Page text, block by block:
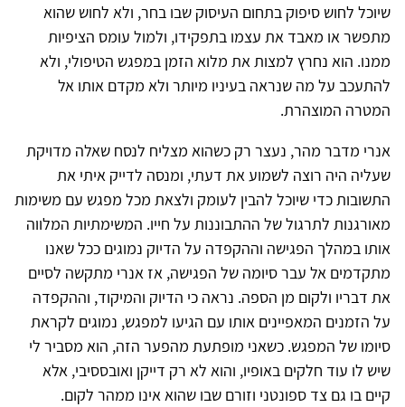
שיוכל לחוש סיפוק בתחום העיסוק שבו בחר, ולא לחוש שהוא
מתפשר או מאבד את עצמו בתפקידו, ולמול עומס הציפיות
ממנו. הוא נחרץ למצות את מלוא הזמן במפגש הטיפולי, ולא
להתעכב על מה שנראה בעיניו מיותר ולא מקדם אותו אל
המטרה המוצהרת.
אנרי מדבר מהר, נעצר רק כשהוא מצליח לנסח שאלה מדויקת
שעליה היה רוצה לשמוע את דעתי, ומנסה לדייק איתי את
התשובות כדי שיוכל להבין לעומק ולצאת מכל מפגש עם משימות
מאורגנות לתרגול של ההתבוננות על חייו. המשימתיות המלווה
אותו במהלך הפגישה וההקפדה על הדיוק נמוגים ככל שאנו
מתקדמים אל עבר סיומה של הפגישה, אז אנרי מתקשה לסיים
את דבריו ולקום מן הספה. נראה כי הדיוק והמיקוד, וההקפדה
על הזמנים המאפיינים אותו עם הגיעו למפגש, נמוגים לקראת
סיומו של המפגש. כשאני מופתעת מהפער הזה, הוא מסביר לי
שיש לו עוד חלקים באופיו, והוא לא רק דייקן ואובססיבי, אלא
קיים בו גם צד ספונטני וזורם שבו שהוא אינו ממהר לקום.